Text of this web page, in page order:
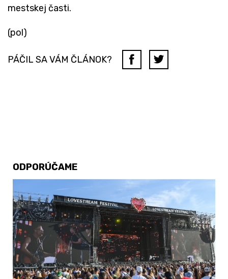
mestskej časti.
(pol)
PÁČIL SA VÁM ČLÁNOK?
ODPORÚČAME